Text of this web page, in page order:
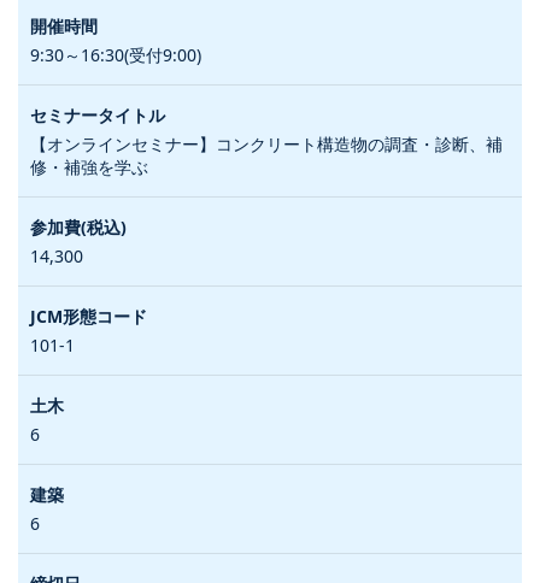
9:30～16:30(受付9:00)
【オンラインセミナー】コンクリート構造物の調査・診断、補
修・補強を学ぶ
14,300
101-1
6
6